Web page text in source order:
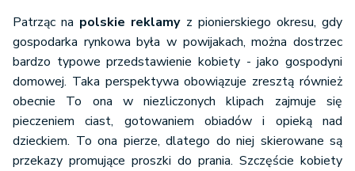
Patrząc na polskie reklamyz pionierskiego okresu, gdy
gospodarka rynkowa była w powijakach, można dostrzec
bardzo typowe przedstawienie kobiety - jako gospodyni
domowej. Taka perspektywa obowiązuje zresztą również
obecnie To ona w niezliczonych klipach zajmuje się
pieczeniem ciast, gotowaniem obiadów i opieką nad
dzieckiem. To ona pierze, dlatego do niej skierowane są
przekazy promujące proszki do prania. Szczęście kobiety